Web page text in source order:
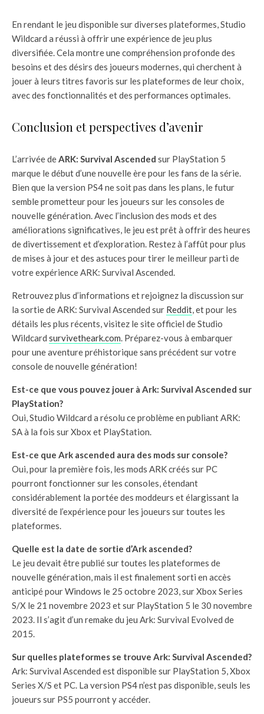
En rendant le jeu disponible sur diverses plateformes, Studio
Wildcard a réussi à offrir une expérience de jeu plus
diversifiée. Cela montre une compréhension profonde des
besoins et des désirs des joueurs modernes, qui cherchent à
jouer à leurs titres favoris sur les plateformes de leur choix,
avec des fonctionnalités et des performances optimales.
Conclusion et perspectives d’avenir
L’arrivée deARK: Survival Ascended sur PlayStation 5
marque le début d’une nouvelle ère pour les fans de la série.
Bien que la version PS4 ne soit pas dans les plans, le futur
semble prometteur pour les joueurs sur les consoles de
nouvelle génération. Avec l’inclusion des mods et des
améliorations significatives, le jeu est prêt à offrir des heures
de divertissement et d’exploration. Restez à l’affût pour plus
de mises à jour et des astuces pour tirer le meilleur parti de
votre expérience ARK: Survival Ascended.
Retrouvez plus d’informations et rejoignez la discussion sur
la sortie de ARK: Survival Ascended sur Reddit, et pour les
détails les plus récents, visitez le site officiel de Studio
Wildcard survivetheark.com. Préparez-vous à embarquer
pour une aventure préhistorique sans précédent sur votre
console de nouvelle génération!
Est-ce que vous pouvez jouer à Ark: Survival Ascended sur
PlayStation?
Oui, Studio Wildcard a résolu ce problème en publiant ARK:
SA à la fois sur Xbox et PlayStation.
Est-ce que Ark ascended aura des mods sur console?
Oui, pour la première fois, les mods ARK créés sur PC
pourront fonctionner sur les consoles, étendant
considérablement la portée des moddeurs et élargissant la
diversité de l’expérience pour les joueurs sur toutes les
plateformes.
Quelle est la date de sortie d’Ark ascended?
Le jeu devait être publié sur toutes les plateformes de
nouvelle génération, mais il est finalement sorti en accès
anticipé pour Windows le 25 octobre 2023, sur Xbox Series
S/X le 21 novembre 2023 et sur PlayStation 5 le 30 novembre
2023. Il s’agit d’un remake du jeu Ark: Survival Evolved de
2015.
Sur quelles plateformes se trouve Ark: Survival Ascended?
Ark: Survival Ascended est disponible sur PlayStation 5, Xbox
Series X/S et PC. La version PS4 n’est pas disponible, seuls les
joueurs sur PS5 pourront y accéder.